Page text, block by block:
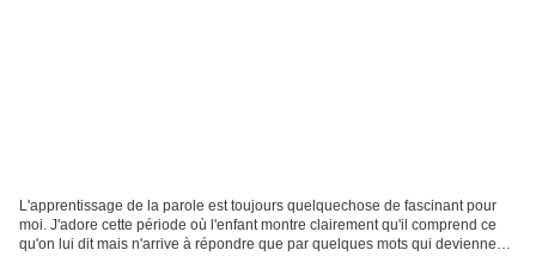
L'apprentissage de la parole est toujours quelquechose de fascinant pour
moi. J'adore cette période où l'enfant montre clairement qu'il comprend ce
qu'on lui dit mais n'arrive à répondre que par quelques mots qui deviennent